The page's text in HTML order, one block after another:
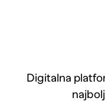
Digitalna